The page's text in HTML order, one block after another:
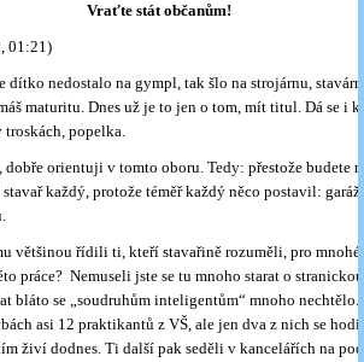
Vraťte stát občanům!
01:21)
dítko nedostalo na gympl, tak šlo na strojárnu,
maturitu. Dnes už je to jen o tom, mít titul. Dá se i
popelka.
dobře orientuji v tomto oboru. Tedy: přestože budete
každý, protože téměř každý něco postavil:
většinou řídili ti, kteří stavařině rozuměli, pro mnohé
práce? Nemuseli jste se tu mnoho starat o
bláto se „soudruhům inteligentům“ mnoho nechtělo.
asi 12 praktikantů z VŠ, ale jen dva z nich se
živí dodnes. Ti další pak seděli v kancelářích na